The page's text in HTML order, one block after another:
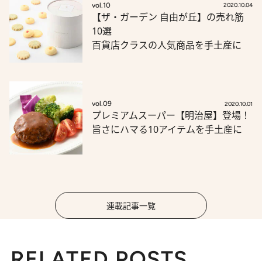
vol.10 2020.10.04
【ザ・ガーデン 自由が丘】の売れ筋
10選
百貨店クラスの人気商品を手土産に
vol.09 2020.10.01
プレミアムスーパー【明治屋】登場！
旨さにハマる10アイテムを手土産に
連載記事一覧